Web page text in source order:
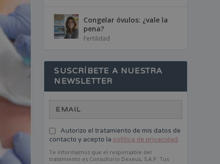
Congelar óvulos: ¿vale la
pena?
Fertilidad
SUSCRÍBETE A NUESTRA
NEWSLETTER
Autorizo el tratamiento de mis datos de
contacto y acepto la política de privacidad.
Te informamos que el responsable del
tratamiento es Consultorio Dexeus, S.A.P. Tus